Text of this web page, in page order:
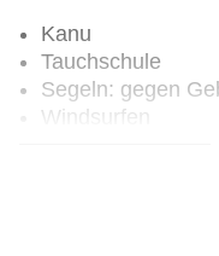
Kanu
Tauchschule
Segeln: gegen
Windsurfen